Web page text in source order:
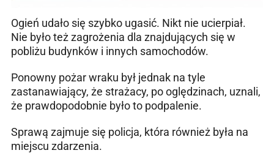
Ogień udało się szybko ugasić. Nikt nie ucierpiał.
Nie było też zagrożenia dla znajdujących się w
pobliżu budynków i innych samochodów.
Ponowny pożar wraku był jednak na tyle
zastanawiający, że strażacy, po oględzinach, uznali,
że prawdopodobnie było to podpalenie.
Sprawą zajmuje się policja, która również była na
miejscu zdarzenia.